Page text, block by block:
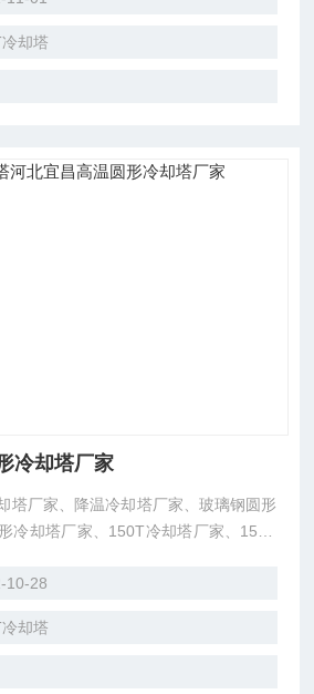
却塔
冷却塔厂家
塔厂家、降温冷却塔厂家、玻璃钢圆形
冷却塔厂家、150T冷却塔厂家、150T
。
10-28
却塔